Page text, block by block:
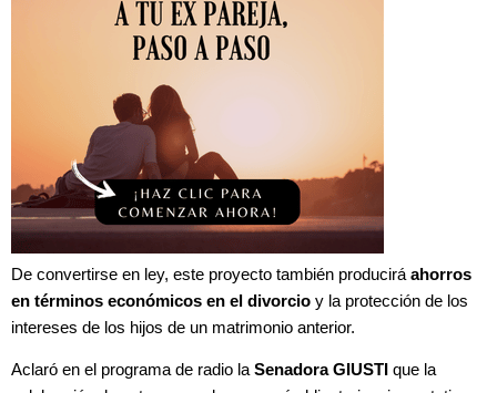
De convertirse en ley, este proyecto también producirá ahorros
en términos económicos en el divorcio y la protección de los
intereses de los hijos de un matrimonio anterior.
Aclaró en el programa de radio laSenadora GIUSTI que la